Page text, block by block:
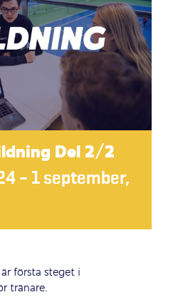
Del 2/2
– 1 september,
första steget i
tränare.